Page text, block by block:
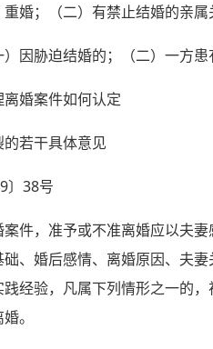
；（二）有禁止结婚的亲属
胁迫结婚的；（二）一方患
婚案件如何认定
若干具体意见
38号
，准予或不准离婚应以夫妻
、婚后感情、离婚原因、夫
经验，凡属下列情形之一的
。